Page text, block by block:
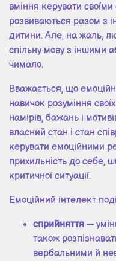
вміння керувати
розвиваються разом з
дитини. Але, на жаль,
спільну мову з іншими
чимало.
Вважається, що
навичок розуміння
намірів, бажань і
власний стан і стан
керувати емоційними
прихильність до себе,
критичної ситуації.
Емоційний інтелект
сприйняття—
також
вербальними й